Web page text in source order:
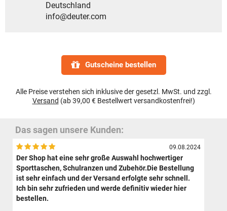
Deutschland
info@deuter.com
Gutscheine bestellen
Alle Preise verstehen sich inklusive der gesetzl. MwSt. und zzgl.
Versand (ab 39,00 € Bestellwert versandkostenfrei!)
Das sagen unsere Kunden:
09.08.2024
Der Shop hat eine sehr große Auswahl hochwertiger
Sporttaschen, Schulranzen und Zubehör.Die Bestellung
ist sehr einfach und der Versand erfolgte sehr schnell.
Ich bin sehr zufrieden und werde definitiv wieder hier
bestellen.